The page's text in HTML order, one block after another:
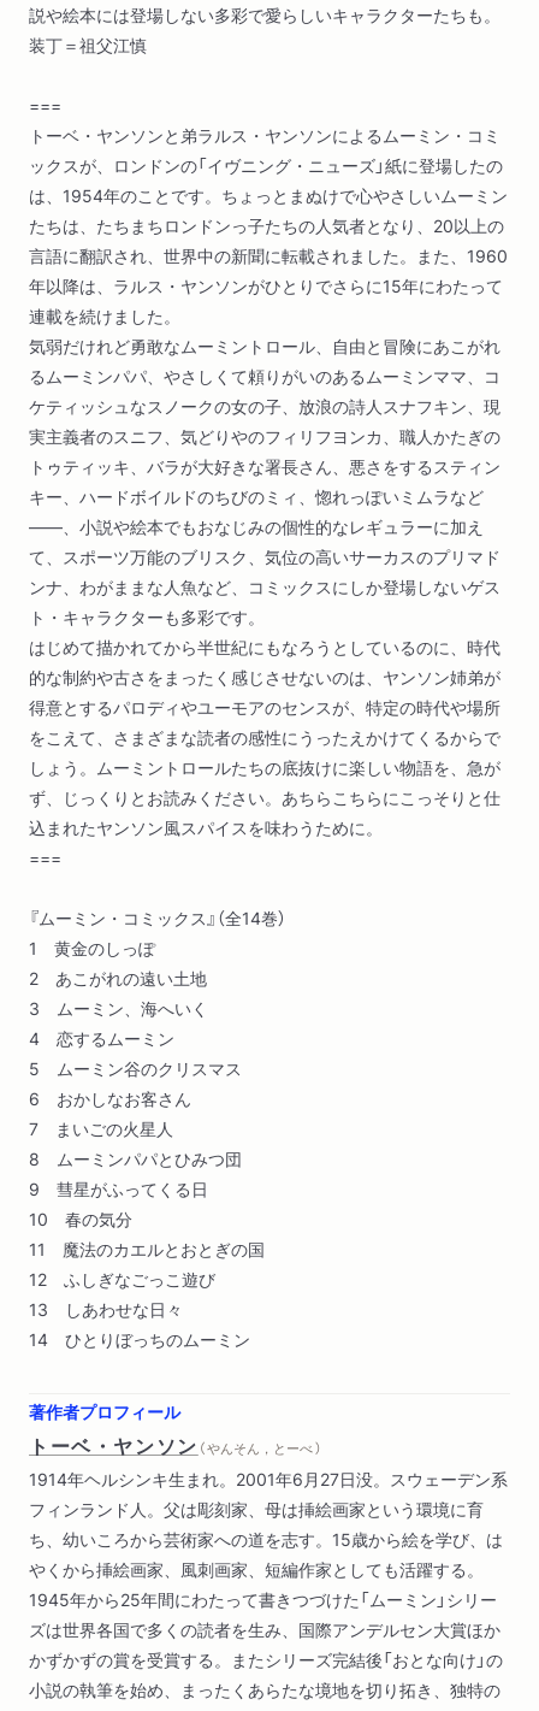
説や絵本には登場しない多彩で愛らしいキャラクターたちも。
装丁＝祖父江慎
===
トーベ・ヤンソンと弟ラルス・ヤンソンによるムーミン・コミ
ックスが、ロンドンの「イヴニング・ニューズ」紙に登場したの
は、1954年のことです。ちょっとまぬけで心やさしいムーミン
たちは、たちまちロンドンっ子たちの人気者となり、20以上の
言語に翻訳され、世界中の新聞に転載されました。また、1960
年以降は、ラルス・ヤンソンがひとりでさらに15年にわたって
連載を続けました。
気弱だけれど勇敢なムーミントロール、自由と冒険にあこがれ
るムーミンパパ、やさしくて頼りがいのあるムーミンママ、コ
ケティッシュなスノークの女の子、放浪の詩人スナフキン、現
実主義者のスニフ、気どりやのフィリフヨンカ、職人かたぎの
トゥティッキ、バラが大好きな署長さん、悪さをするスティン
キー、ハードボイルドのちびのミィ、惚れっぽいミムラなど
――、小説や絵本でもおなじみの個性的なレギュラーに加え
て、スポーツ万能のブリスク、気位の高いサーカスのプリマド
ンナ、わがままな人魚など、コミックスにしか登場しないゲス
ト・キャラクターも多彩です。
はじめて描かれてから半世紀にもなろうとしているのに、時代
的な制約や古さをまったく感じさせないのは、ヤンソン姉弟が
得意とするパロディやユーモアのセンスが、特定の時代や場所
をこえて、さまざまな読者の感性にうったえかけてくるからで
しょう。ムーミントロールたちの底抜けに楽しい物語を、急が
ず、じっくりとお読みください。あちらこちらにこっそりと仕
込まれたヤンソン風スパイスを味わうために。
===
『ムーミン・コミックス』（全14巻）
1 黄金のしっぽ
2 あこがれの遠い土地
3 ムーミン、海へいく
4 恋するムーミン
5 ムーミン谷のクリスマス
6 おかしなお客さん
7 まいごの火星人
8 ムーミンパパとひみつ団
9 彗星がふってくる日
10 春の気分
11 魔法のカエルとおとぎの国
12 ふしぎなごっこ遊び
13 しあわせな日々
14 ひとりぼっちのムーミン
著作者プロフィール
トーベ・ヤンソン （ やんそん，とーべ ）
1914年ヘルシンキ生まれ。2001年6月27日没。スウェーデン系
フィンランド人。父は彫刻家、母は挿絵画家という環境に育
ち、幼いころから芸術家への道を志す。15歳から絵を学び、は
やくから挿絵画家、風刺画家、短編作家としても活躍する。
1945年から25年間にわたって書きつづけた「ムーミン」シリー
ズは世界各国で多くの読者を生み、国際アンデルセン大賞ほか
かずかずの賞を受賞する。またシリーズ完結後「おとな向け」の
小説の執筆を始め、まったくあらたな境地を切り拓き、独特の